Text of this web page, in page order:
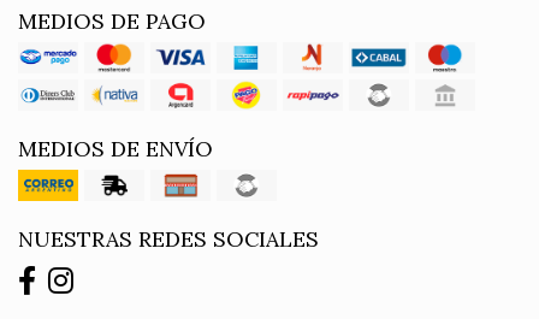
MEDIOS DE PAGO
MEDIOS DE ENVÍO
NUESTRAS REDES SOCIALES